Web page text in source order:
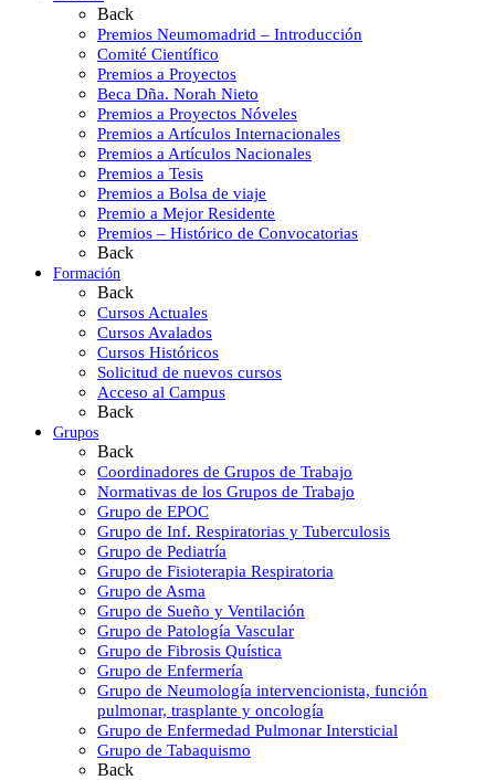
Back
Premios Neumomadrid – Introducción
Comité Científico
Premios a Proyectos
Beca Dña. Norah Nieto
Premios a Proyectos Nóveles
Premios a Artículos Internacionales
Premios a Artículos Nacionales
Premios a Tesis
Premios a Bolsa de viaje
Premio a Mejor Residente
Premios – Histórico de Convocatorias
Back
Formación
Back
Cursos Actuales
Cursos Avalados
Cursos Históricos
Solicitud de nuevos cursos
Acceso al Campus
Back
Grupos
Back
Coordinadores de Grupos de Trabajo
Normativas de los Grupos de Trabajo
Grupo de EPOC
Grupo de Inf. Respiratorias y Tuberculosis
Grupo de Pediatría
Grupo de Fisioterapia Respiratoria
Grupo de Asma
Grupo de Sueño y Ventilación
Grupo de Patología Vascular
Grupo de Fibrosis Quística
Grupo de Enfermería
Grupo de Neumología intervencionista, función
pulmonar, trasplante y oncología
Grupo de Enfermedad Pulmonar Intersticial
Grupo de Tabaquismo
Back